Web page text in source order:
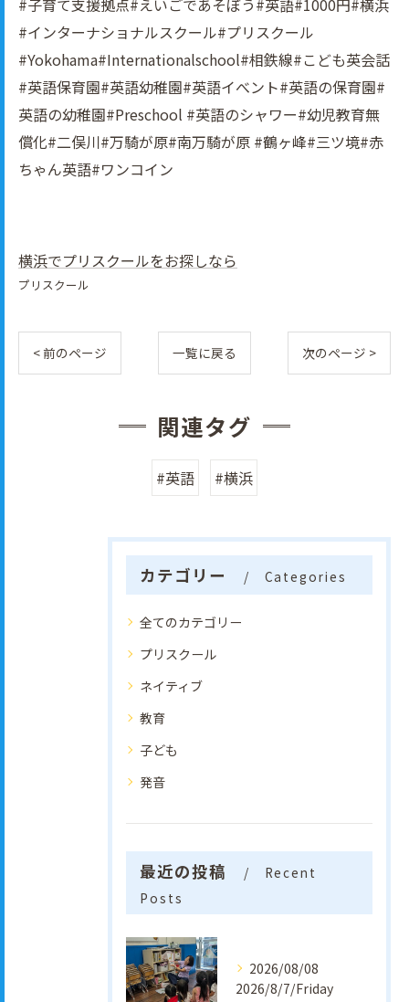
#インターナショナルスクール#プリスクール
#Yokohama#Internationalschool#相鉄線#こども英会話
#英語保育園#英語幼稚園#英語イべント#英語の保育園#
英語の幼稚園#Preschool #英語のシャワー#幼児教育無
償化#二俣川#万騎が原#南万騎が原 #鶴ヶ峰#三ツ境#赤
ちゃん英語#ワンコイン
横浜でプリスクールをお探しなら
プリスクール
< 前のページ 一覧に戻る 次のページ >
関連タグ
#英語 #横浜
カテゴリー Categories
全てのカテゴリー
プリスクール
ネイティブ
教育
子ども
発音
最近の投稿
Recent
Posts
2026/08/08
2026/8/7/Friday